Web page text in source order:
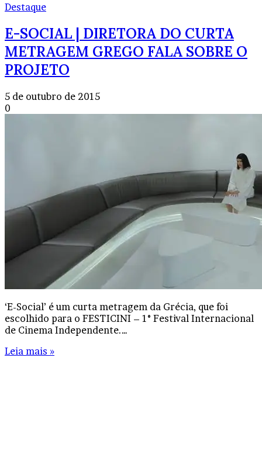
Destaque
E-SOCIAL | DIRETORA DO CURTA
METRAGEM GREGO FALA SOBRE O
PROJETO
5 de outubro de 2015
0
‘E-Social’ é um curta metragem da Grécia, que foi
escolhido para o FESTICINI – 1° Festival Internacional
de Cinema Independente.…
Leia mais »